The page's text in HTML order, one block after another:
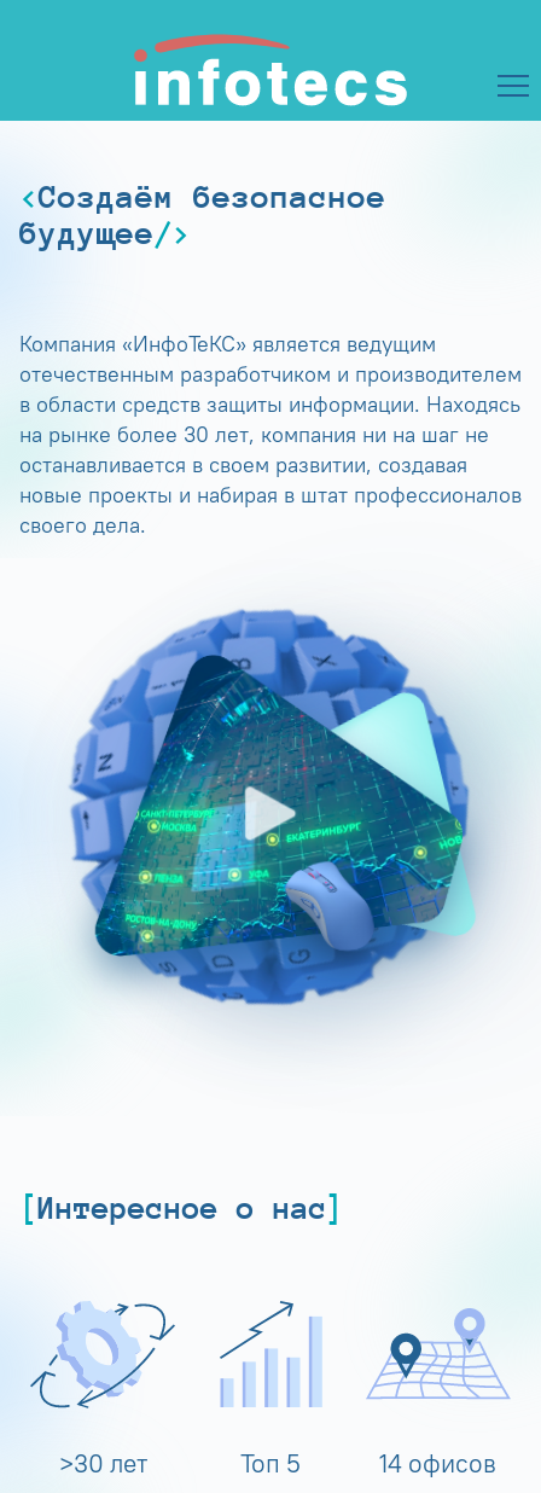
Создаём безопасное
будущее
Компания «ИнфоТеКС» является ведущим
отечественным разработчиком и производителем
в области средств защиты информации. Находясь
на рынке более 30 лет, компания ни на шаг не
останавливается в своем развитии, создавая
новые проекты и набирая в штат профессионалов
своего дела.
Интересное о нас
>30 лет Топ 5 14 офисов